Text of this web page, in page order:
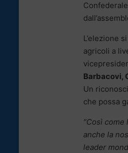
L’elezione
agricoli a
Barbacovi,
Un
che possa
“Così
anche la
leader